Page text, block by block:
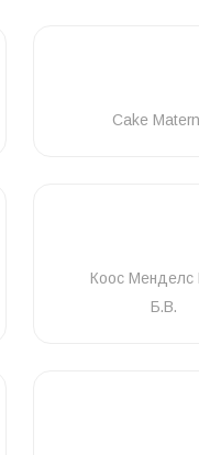
Cake
Коос Менделс
Б.В.